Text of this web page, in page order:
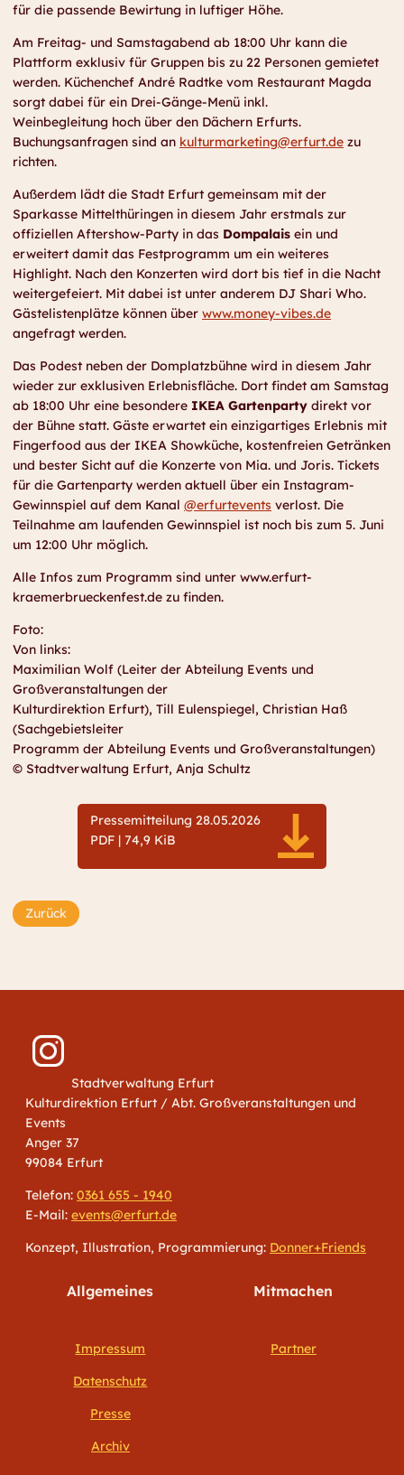
für die passende Bewirtung in luftiger Höhe.
Am Freitag- und Samstagabend ab 18:00 Uhr kann die
Plattform exklusiv für Gruppen bis zu 22 Personen gemietet
werden. Küchenchef André Radtke vom Restaurant Magda
sorgt dabei für ein Drei-Gänge-Menü inkl.
Weinbegleitung hoch über den Dächern Erfurts.
Buchungsanfragen sind an kulturmarketing@erfurt.de zu
richten.
Außerdem lädt die Stadt Erfurt gemeinsam mit der
Sparkasse Mittelthüringen in diesem Jahr erstmals zur
offiziellen Aftershow-Party in das Dompalais ein und
erweitert damit das Festprogramm um ein weiteres
Highlight. Nach den Konzerten wird dort bis tief in die Nacht
weitergefeiert. Mit dabei ist unter anderem DJ Shari Who.
Gästelistenplätze können über www.money-vibes.de
angefragt werden.
Das Podest neben der Domplatzbühne wird in diesem Jahr
wieder zur exklusiven Erlebnisfläche. Dort findet am Samstag
ab 18:00 Uhr eine besondere IKEA Gartenparty direkt vor
der Bühne statt. Gäste erwartet ein einzigartiges Erlebnis mit
Fingerfood aus der IKEA Showküche, kostenfreien Getränken
und bester Sicht auf die Konzerte von Mia. und Joris. Tickets
für die Gartenparty werden aktuell über ein Instagram-
Gewinnspiel auf dem Kanal @erfurtevents verlost. Die
Teilnahme am laufenden Gewinnspiel ist noch bis zum 5. Juni
um 12:00 Uhr möglich.
Alle Infos zum Programm sind unter www.erfurt-
kraemerbrueckenfest.de zu finden.
Foto:
Von links:
Maximilian Wolf (Leiter der Abteilung Events und
Großveranstaltungen der
Kulturdirektion Erfurt), Till Eulenspiegel, Christian Haß
(Sachgebietsleiter
Programm der Abteilung Events und Großveranstaltungen)
© Stadtverwaltung Erfurt, Anja Schultz
Pressemitteilung 28.05.2026
PDF | 74,9 KiB
Zurück
Stadtverwaltung Erfurt
Kulturdirektion Erfurt / Abt. Großveranstaltungen und
Events
Anger 37
99084 Erfurt
Telefon: 0361 655 - 1940
E-Mail: events@erfurt.de
Konzept, Illustration, Programmierung: Donner+Friends
Allgemeines
Impressum
Datenschutz
Presse
Archiv
Mitmachen
Partner